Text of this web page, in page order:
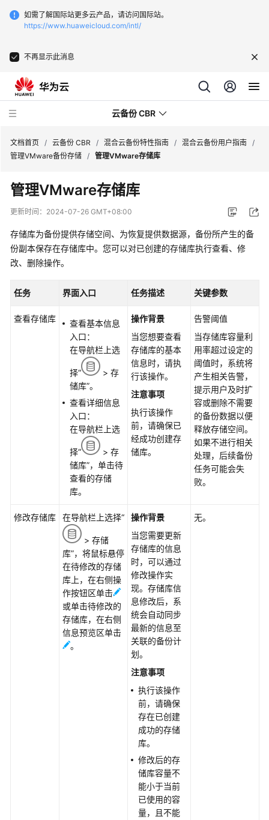
如需了解国际站更多云产品，请访问国际站。
https://www.huaweicloud.com/intl/
不再显示此消息
云备份 CBR
新
动
服
务
告
产
用
文档首页 / 云备份 CBR / 混合云备份特性指南 / 混合云备份用户指南 /
管理VMware备份存储 / 管理VMware存储库
管理VMware存储库
更新时间： 2024-07-26 GMT+08:00
存储库为备份提供存储空间、为恢复提供数据源，备份所产生的备
份副本保存在存储库中。您可以对已创建的存储库执行查看、修
改、删除操作。
任务 界面入口 任务描述 关键参数
查看存储库
查看基本信息
入口：
在导航栏上选
择“
> 存
储库”。
查看详细信息
入口：
在导航栏上选
择“
> 存
储库”，单击待
查看的存储
库。
操作背景
当您想要查看
存储库的基本
信息时，请执
行该操作。
注意事项
执行该操作
前，请确保已
经成功创建存
储库。
告警阈值
当存储库容量利
用率超过设定的
阈值时，系统将
产生相关告警，
提示用户及时扩
容或删除不需要
的备份数据以便
释放存储空间。
如果不进行相关
处理，后续备份
任务可能会失
败。
修改存储库 在导航栏上选择“
> 存储
库”，将鼠标悬停
在待修改的存储
库上，在右侧操
作按钮区单击
或单击待修改的
存储库，在右侧
信息预览区单击
。
操作背景
当您需要更新
存储库的信息
时，可以通过
修改操作实
现。存储库信
息修改后，系
统会自动同步
最新的信息至
关联的备份计
划。
注意事项
执行该操作
前，请确保
存在已创建
成功的存储
库。
修改后的存
储库容量不
能小于当前
已使用的容
量，且不能
无。